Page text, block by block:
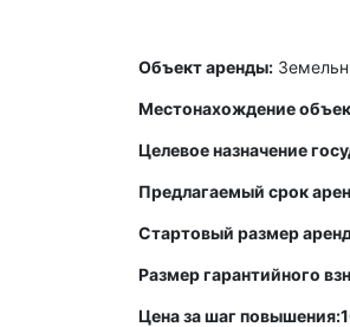
Объект аренды:
Местонахождение
Целевое назначение
Предлагаемый срок
Стартовый размер
Размер гарантийного
Цена за шаг